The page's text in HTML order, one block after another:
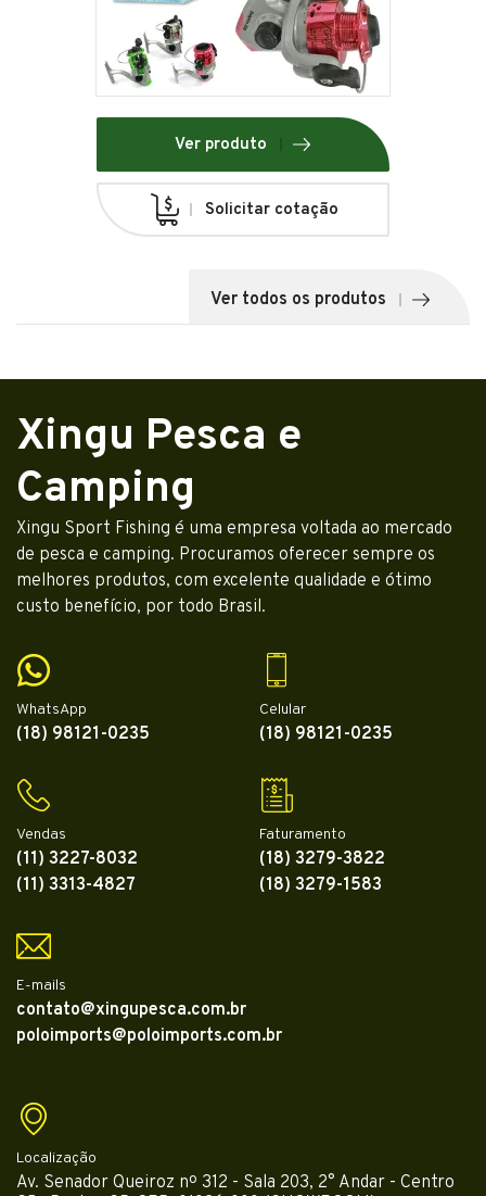
Ver produto
Solicitar cotação
Ver todos os produtos
Xingu Pesca e
Camping
Xingu Sport Fishing é uma empresa voltada ao mercado
de pesca e camping. Procuramos oferecer sempre os
melhores produtos, com excelente qualidade e ótimo
custo benefício, por todo Brasil.
WhatsApp
(18) 98121-0235
Celular
(18) 98121-0235
Vendas
(11) 3227-8032
(11) 3313-4827
Faturamento
(18) 3279-3822
(18) 3279-1583
E-mails
contato@xingupesca.com.br
poloimports@poloimports.com.br
Localização
Av. Senador Queiroz nº 312 - Sala 203, 2° Andar - Centro